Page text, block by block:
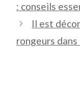
: conseils
Il est
rongeurs